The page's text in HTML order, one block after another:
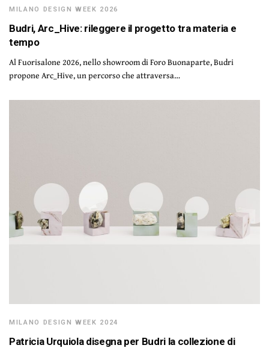
MILANO DESIGN WEEK 2026
Budri, Arc_Hive: rileggere il progetto tra materia e
tempo
Al Fuorisalone 2026, nello showroom di Foro Buonaparte, Budri
propone Arc_Hive, un percorso che attraversa…
MILANO DESIGN WEEK 2024
Patricia Urquiola disegna per Budri la collezione di